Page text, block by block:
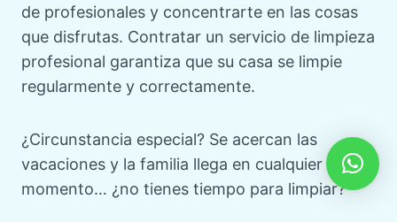
de profesionales y concentrarte en las cosas
que disfrutas. Contratar un servicio de limpieza
profesional garantiza que su casa se limpie
regularmente y correctamente.
¿Circunstancia especial? Se acercan las
vacaciones y la familia llega en cualquier
momento… ¿no tienes tiempo para limpiar?